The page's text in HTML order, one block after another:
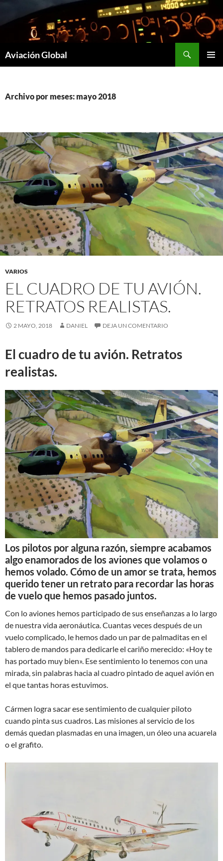
contenido
Aviación Global
Archivo por meses: mayo 2018
VARIOS
EL CUADRO DE TU AVIÓN.
RETRATOS REALISTAS.
2 MAYO, 2018 DANIEL DEJA UN COMENTARIO
El cuadro de tu avión. Retratos
realistas.
Los pilotos por alguna razón, siempre acabamos
algo enamorados de los aviones que volamos o
hemos volado. Cómo de un amor se trata, hemos
querido tener un retrato para recordar las horas
de vuelo que hemos pasado juntos.
Con lo aviones hemos participado de sus enseñanzas a lo largo
de nuestra vida aeronáutica. Cuantas veces después de un
vuelo complicado, le hemos dado un par de palmaditas en el
tablero de mandos para dedicarle el cariño merecido: «Hoy te
has portado muy bien». Ese sentimiento lo tenemos con una
mirada, sin palabras hacia al cuadro pintado de aquel avión en
el que tantas horas estuvimos.
Cármen logra sacar ese sentimiento de cualquier piloto
cuando pinta sus cuadros. Las misiones al servicio de los
demás quedan plasmadas en una imagen, un óleo una acuarela
o el grafito.